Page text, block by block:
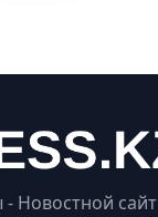
Новостной сайт